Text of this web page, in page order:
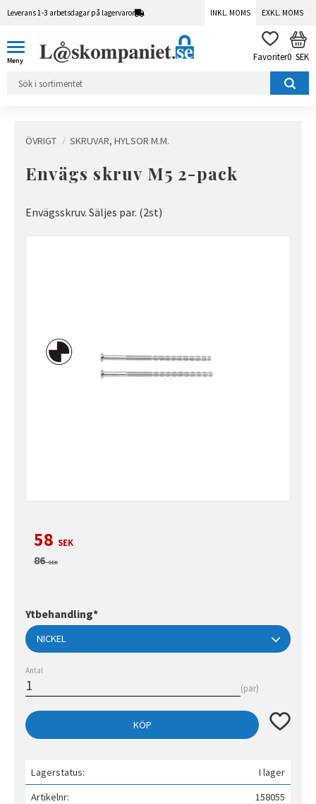
Leverans 1-3 arbetsdagar på lagervaror INKL. MOMS EXKL. MOMS
FAVORITER
0 SEK
ÖVRIGT SKRUVAR, HYLSOR M.M.
Envägs skruv M5 2-pack
Envägsskruv. Säljes par. (2st)
Nedsatt pris:
58 SEK
Ordinarie pris:
86SEK
Ytbehandling*
Antal
par
KÖP Lägg till
Lagerstatus
I lager
Artikelnr
158055